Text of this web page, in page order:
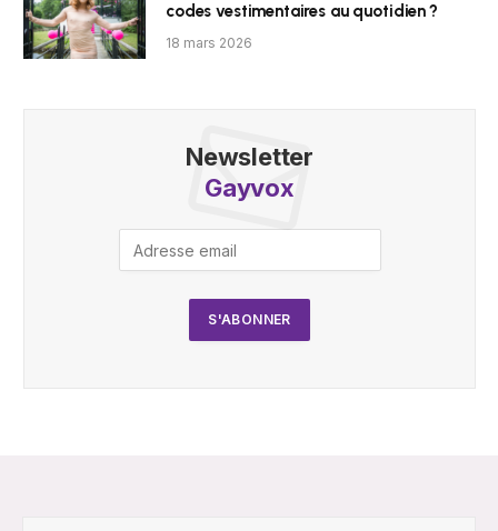
codes vestimentaires au quotidien ?
18 mars 2026
Newsletter
Gayvox